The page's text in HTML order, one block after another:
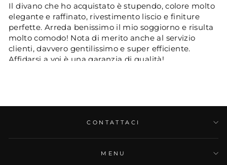
Il divano che ho acquistato è stupendo, colore molto
elegante e raffinato, rivestimento liscio e finiture
perfette. Arreda benissimo il mio soggiorno e risulta
molto comodo! Nota di merito anche al servizio
clienti, davvero gentilissimo e super efficiente.
Affidarsi a voi è una garanzia di qualità!
CONTATTACI
MENU